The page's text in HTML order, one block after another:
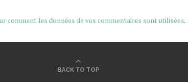
comment les données de vos commentaires sont utilisées.
BACK TO TOP